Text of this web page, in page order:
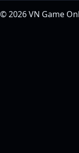
© 2026VN Game